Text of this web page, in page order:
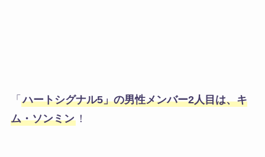
「 ハートシグナル5」の男性メンバー2人目は、キ
ム・ソンミン！